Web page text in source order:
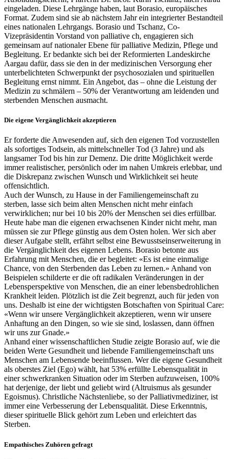
eingeladen. Diese Lehrgänge haben, laut Borasio, europäisches
Format. Zudem sind sie ab nächstem Jahr ein integrierter Bestandteil
eines nationalen Lehrgangs. Borasio und Tschanz, Co-
Vizepräsidentin Vorstand von palliative ch, engagieren sich
gemeinsam auf nationaler Ebene für palliative Medizin, Pflege und
Begleitung. Er bedankte sich bei der Reformierten Landeskirche
Aargau dafür, dass sie den in der medizinischen Versorgung eher
unterbelichteten Schwerpunkt der psychosozialen und spirituellen
Begleitung ernst nimmt. Ein Angebot, das – ohne die Leistung der
Medizin zu schmälern – 50% der Verantwortung am leidenden und
sterbenden Menschen ausmacht.
Die eigene Vergänglichkeit akzeptieren
Er forderte die Anwesenden auf, sich den eigenen Tod vorzustellen
als sofortiges Todsein, als mittelschneller Tod (3 Jahre) und als
langsamer Tod bis hin zur Demenz. Die dritte Möglichkeit werde
immer realistischer, persönlich oder im nahen Umkreis erlebbar, und
die Diskrepanz zwischen Wunsch und Wirklichkeit sei heute
offensichtlich.
Auch der Wunsch, zu Hause in der Familiengemeinschaft zu
sterben, lasse sich beim alten Menschen nicht mehr einfach
verwirklichen; nur bei 10 bis 20% der Menschen sei dies erfüllbar.
Heute habe man die eigenen erwachsenen Kinder nicht mehr, man
müssen sie zur Pflege günstig aus dem Osten holen. Wer sich aber
dieser Aufgabe stellt, erfährt selbst eine Bewusstseinserweiterung in
die Vergänglichkeit des eigenen Lebens. Borasio betonte aus
Erfahrung mit Menschen, die er begleitet: «Es ist eine einmalige
Chance, von den Sterbenden das Leben zu lernen.» Anhand von
Beispielen schilderte er die oft radikalen Veränderungen in der
Lebensperspektive von Menschen, die an einer lebensbedrohlichen
Krankheit leiden. Plötzlich ist die Zeit begrenzt, auch für jeden von
uns. Deshalb ist eine der wichtigsten Botschaften von Spiritual Care:
«Wenn wir unsere Vergänglichkeit akzeptieren, wenn wir unsere
Anhaftung an den Dingen, so wie sie sind, loslassen, dann öffnen
wir uns zur Gnade.»
Anhand einer wissenschaftlichen Studie zeigte Borasio auf, wie die
beiden Werte Gesundheit und liebende Familiengemeinschaft uns
Menschen am Lebensende beeinflussen. Wer die eigene Gesundheit
als oberstes Ziel (Ego) wählt, hat 53% erfüllte Lebensqualität in
einer schwerkranken Situation oder im Sterben aufzuweisen, 100%
hat derjenige, der liebt und geliebt wird (Altruismus als gesunder
Egoismus). Christliche Nächstenliebe, so der Palliativmediziner, ist
immer eine Verbesserung der Lebensqualität. Diese Erkenntnis,
dieser spirituelle Blick gehört zum Leben und erleichtert das
Sterben.
Empathisches Zuhören gefragt